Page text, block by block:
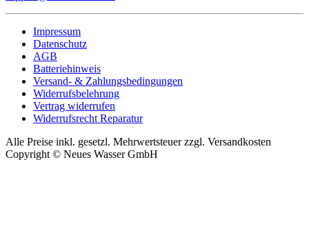
Impressum
Datenschutz
AGB
Batteriehinweis
Versand- & Zahlungsbedingungen
Widerrufsbelehrung
Vertrag widerrufen
Widerrufsrecht Reparatur
Alle Preise inkl. gesetzl. Mehrwertsteuer zzgl. Versandkosten
Copyright © Neues Wasser GmbH